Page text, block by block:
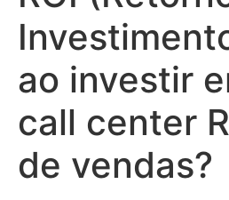
ao investir
call center
de vendas?